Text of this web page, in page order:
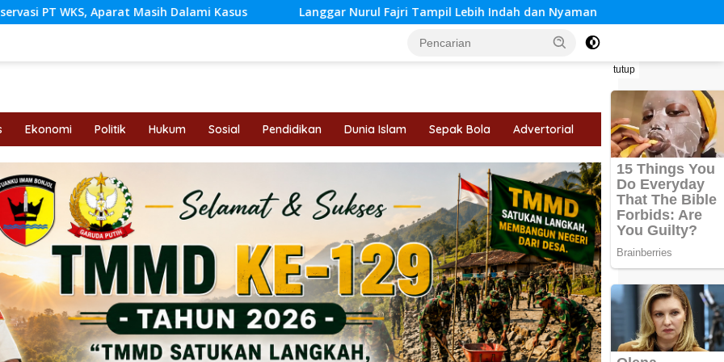
Masih Dalami Kasus Langgar Nurul Fajri Tampil Lebih Indah dan Nyaman untuk Beribadah
tutup
Ekonomi Politik Hukum Sosial Pendidikan Dunia Islam Sepak Bola Advertorial